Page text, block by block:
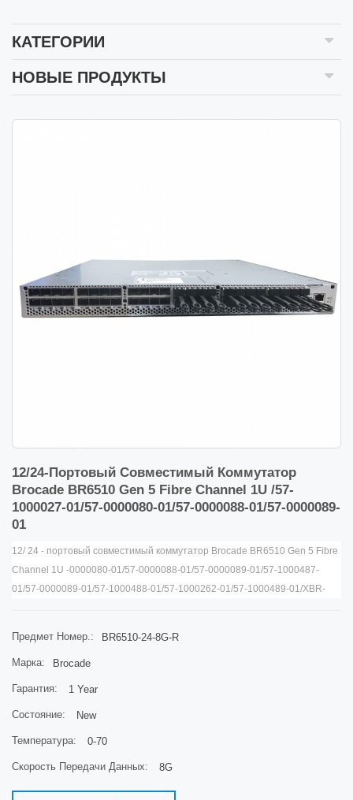
КАТЕГОРИИ
НОВЫЕ ПРОДУКТЫ
12/24-Портовый Совместимый Коммутатор
Brocade BR6510 Gen 5 Fibre Channel 1U /57-
1000027-01/57-0000080-01/57-0000088-01/57-0000089-
01
12/ 24 - портовый совместимый коммутатор Brocade BR6510 Gen 5 Fibre
Channel 1U -0000080-01/57-0000088-01/57-0000089-01/57-1000487-
01/57-0000089-01/57-1000488-01/57-1000262-01/57-1000489-01/XBR-
Предмет Номер.: BR6510-24-8G-R
Марка: Brocade
Гарантия: 1 Year
Состояние: New
Температура: 0-70
Скорость Передачи Данных: 8G